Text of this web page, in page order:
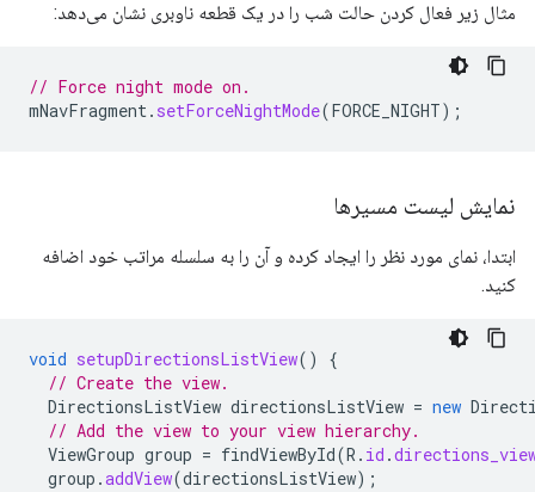
مثال زیر فعال کردن حالت شب را در یک قطعه ناوبری نشان می‌دهد:
// Force night mode on.
mNavFragment. setForceNightMode(FORCE_NIGHT);
نمایش لیست مسیرها
ابتدا، نمای مورد نظر را ایجاد کرده و آن را به سلسله مراتب خود اضافه
کنید.
void setupDirectionsListView()
{
// Create the view.
DirectionsListView directionsListView = new
// Add the view to your view hierarchy.
ViewGroup group = findViewById(R . id .
group .addView(directionsListView);